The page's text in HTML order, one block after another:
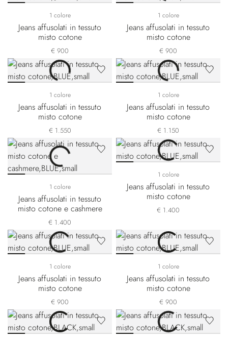
1 colore
Jeans affusolati in tessuto
misto cotone
€ 900
1 colore
Jeans affusolati in tessuto
misto cotone
€ 900
1 colore
Jeans affusolati in tessuto
misto cotone
€ 1.550
1 colore
Jeans affusolati in tessuto
misto cotone
€ 1.150
1 colore
Jeans affusolati in tessuto
misto cotone e cashmere
€ 1.400
1 colore
Jeans affusolati in tessuto
misto cotone
€ 1.400
1 colore
Jeans affusolati in tessuto
misto cotone
€ 900
1 colore
Jeans affusolati in tessuto
misto cotone
€ 900